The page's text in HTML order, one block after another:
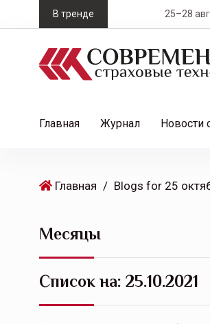
k
В тренде 25–28 августа —
Главная Журнал Новости
Главная / Blogs for 25
Месяцы
Список на: 25.10.2021